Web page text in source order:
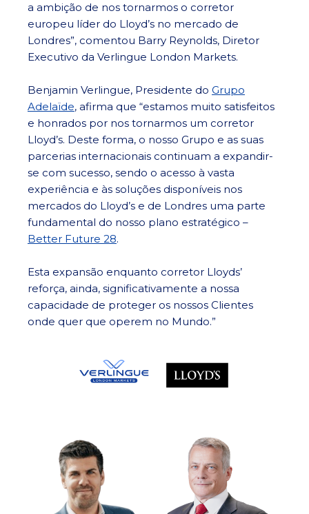
a ambição de nos tornarmos o corretor
europeu líder do Lloyd’s no mercado de
Londres”, comentou Barry Reynolds, Diretor
Executivo da Verlingue London Markets.
Benjamin Verlingue, Presidente do Grupo
Adelaïde, afirma que “estamos muito satisfeitos
e honrados por nos tornarmos um corretor
Lloyd’s. Deste forma, o nosso Grupo e as suas
parcerias internacionais continuam a expandir-
se com sucesso, sendo o acesso à vasta
experiência e às soluções disponíveis nos
mercados do Lloyd’s e de Londres uma parte
fundamental do nosso plano estratégico –
Better Future 28.
Esta expansão enquanto corretor Lloyds’
reforça, ainda, significativamente a nossa
capacidade de proteger os nossos Clientes
onde quer que operem no Mundo.”